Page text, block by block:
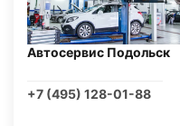
Автосервис Подольск
+7 (495) 128-01-88